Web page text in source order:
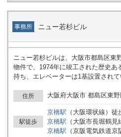
事務所 ニュー若杉ビル
ニュー若杉ビルは、大阪市都島区東
物件で、1974年に竣工された歴史あ
持ち、エレベーターは1基設置され
時間利用が可能で、セキュリティ対
め、ビジネスパーソンにとって安全
ュー若杉ビルは、基準階が約78坪の
提供しており、募集時期やフロアに
です。この点は、事業規模に応じた
住所 大阪府大阪市 都島区東
駅徒歩
京橋駅 （ 大阪環状線 ） 徒
京橋駅 （ 大阪市長堀鶴見
京橋駅 （京阪電気鉄道京